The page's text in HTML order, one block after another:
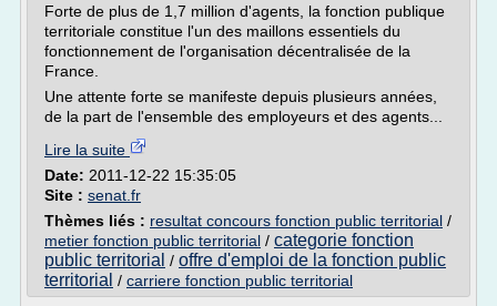
Forte de plus de 1,7 million d'agents, la fonction publique
territoriale constitue l'un des maillons essentiels du
fonctionnement de l'organisation décentralisée de la
France.
Une attente forte se manifeste depuis plusieurs années,
de la part de l'ensemble des employeurs et des agents...
Lire la suite
Date: 2011-12-22 15:35:05
Site : senat.fr
Thèmes liés : resultat concours fonction public territorial /
metier fonction public territorial / categorie fonction
public territorial / offre d'emploi de la fonction public
territorial / carriere fonction public territorial